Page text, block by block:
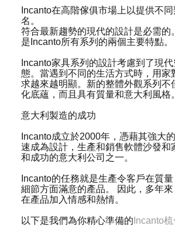
Incanto在高階傢俱市場上以提供不
名。
符合最新趨勢的現代的設計是必需的
是Incanto所有系列的兩個主要特點。
Incanto家具系列的設計考慮到了現
態。當遇到不同的生活方式時，用家
求越來越明顯。新的整體外觀系列不
化底蘊，而且具有質量和意大利風格。
意大利製造的成功
Incanto成立於2000年，憑藉其強大
速成為設計，生產和銷售軟體沙發和
和成功的意大利公司之一。
Incanto的任務就是生產令客戶在質
細節方面滿意的產品。 因此，多年
在產品加入情感和熱情。
以下是我們為你精心準備的 Incanto